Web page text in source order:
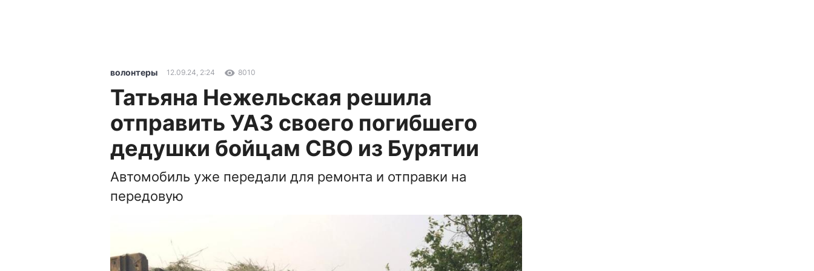
волонтеры 12.09.24, 2:24 8010
Татьяна Нежельская решила
отправить УАЗ своего погибшего
дедушки бойцам СВО из Бурятии
Автомобиль уже передали для ремонта и отправки на
передовую